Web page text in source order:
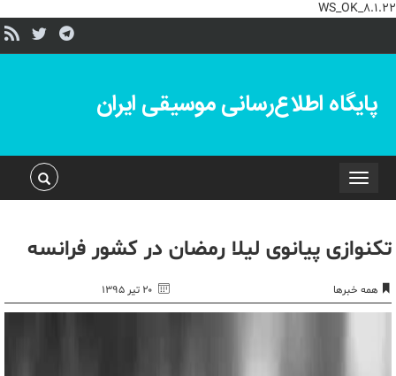
WS_OK_8.1.22
پایگاه اطلاع‌رسانی موسیقی ایران
Toggle
navigation
تکنوازی پیانوی لیلا رمضان در کشور فرانسه
همه خبرها ۲۰ تیر ۱۳۹۵